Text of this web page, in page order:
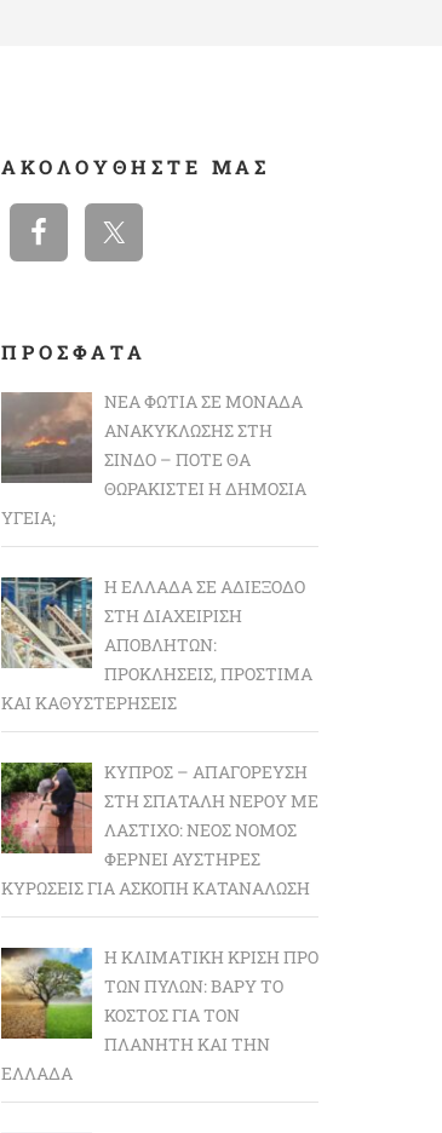
ΑΚΟΛΟΥΘΉΣΤΕ ΜΑΣ
ΠΡΟΣΦΑΤΑ
ΝΈΑ ΦΩΤΙΆ ΣΕ ΜΟΝΆΔΑ
ΑΝΑΚΎΚΛΩΣΗΣ ΣΤΗ
ΣΊΝΔΟ – ΠΌΤΕ ΘΑ
ΘΩΡΑΚΙΣΤΕΊ Η ΔΗΜΌΣΙΑ
ΥΓΕΊΑ;
Η ΕΛΛΆΔΑ ΣΕ ΑΔΙΈΞΟΔΟ
ΣΤΗ ΔΙΑΧΕΊΡΙΣΗ
ΑΠΟΒΛΉΤΩΝ:
ΠΡΟΚΛΉΣΕΙΣ, ΠΡΌΣΤΙΜΑ
ΚΑΙ ΚΑΘΥΣΤΕΡΉΣΕΙΣ
ΚΎΠΡΟΣ – ΑΠΑΓΌΡΕΥΣΗ
ΣΤΗ ΣΠΑΤΆΛΗ ΝΕΡΟΎ ΜΕ
ΛΆΣΤΙΧΟ: ΝΈΟΣ ΝΌΜΟΣ
ΦΈΡΝΕΙ ΑΥΣΤΗΡΈΣ
ΚΥΡΏΣΕΙΣ ΓΙΑ ΆΣΚΟΠΗ ΚΑΤΑΝΆΛΩΣΗ
Η ΚΛΙΜΑΤΙΚΉ ΚΡΊΣΗ ΠΡΟ
ΤΩΝ ΠΥΛΏΝ: BΑΡΎ ΤΟ
ΚΌΣΤΟΣ ΓΙΑ ΤΟΝ
ΠΛΑΝΉΤΗ ΚΑΙ ΤΗΝ
ΕΛΛΆΔΑ